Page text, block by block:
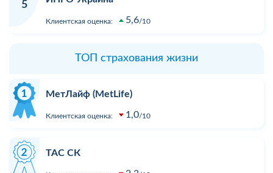
5
Клиентская оценка: 5,6 10
ТОП страхования жизни
МетЛайф (MetLife)
Клиентская оценка: 1,0 10
ТАС СК